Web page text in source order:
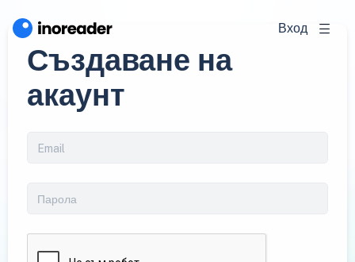
Вход
Създаване на
акаунт